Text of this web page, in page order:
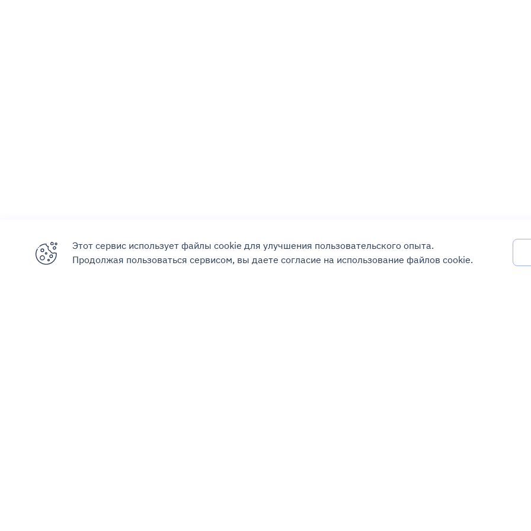
Этот сервис использует файлы cookie для улучшения пользовательского опыта.
Продолжая пользоваться сервисом, вы даете согласие на использование файлов cookie.